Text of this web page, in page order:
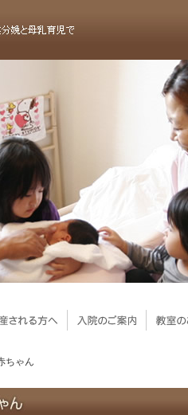
ちゃん